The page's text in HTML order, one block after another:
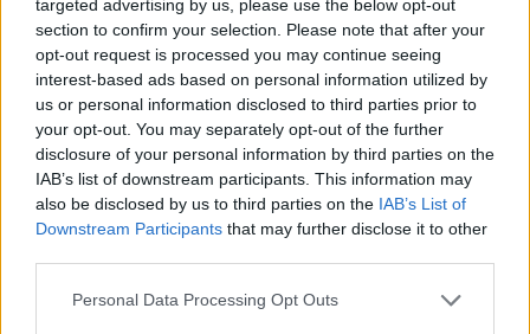
targeted advertising by us, please use the below opt-out
section to confirm your selection. Please note that after your
opt-out request is processed you may continue seeing
interest-based ads based on personal information utilized by
us or personal information disclosed to third parties prior to
your opt-out. You may separately opt-out of the further
disclosure of your personal information by third parties on the
IAB’s list of downstream participants. This information may
also be disclosed by us to third parties on the IAB’s List of
Downstream Participants that may further disclose it to other
Personal Data Processing Opt Outs
Niestatek (Prędzej kto wiatr w wór
zamknie) – interpretacja
Non omnis moriar – interpretacja
Notre-Dame – interpretacja
Nowe doświadczenia – interpretacja
O Hani, co się zabiła – interpretacja
O nierówności ludzi – interpretacja
O niezgłębiona duszy toni – interpretacja
O śmierci bez przesady – interpretacja